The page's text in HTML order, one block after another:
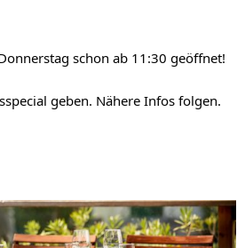
schon ab 11:30 geöffnet!
geben. Nähere Infos folgen.